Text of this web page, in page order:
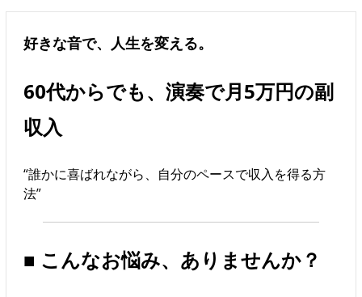
好きな音で、人生を変える。
60代からでも、演奏で月5万円の副
収入
“誰かに喜ばれながら、自分のペースで収入を得る方
法”
■ こんなお悩み、ありませんか？